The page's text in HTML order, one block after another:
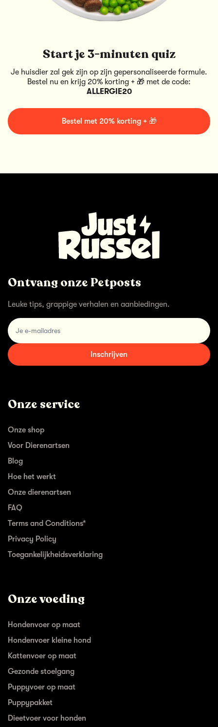
Start je 3-minuten quiz
Je huisdier zal gek zijn op zijn gepersonaliseerde formule.
Bestel nu en krijg 20% korting + 🎁 met de code:
ALLERGIE20
Bestel met 20% korting + 🎁
Ontvang onze Petposts
Leuke tips, grappige verhalen en aanbiedingen.
email
Inschrijven
Onze service
Onze shop
Voor Dierenartsen
Blog
Hoe het werkt
Onze dierenartsen
FAQ
Terms and Conditions*
Privacy Policy
Toegankelijkheidsverklaring
Onze voeding
Hondenvoer op maat
Hondenvoer kleine hond
Kattenvoer op maat
Gezonde stoelgang
Puppyvoer op maat
Puppypakket
Dieetvoer voor honden